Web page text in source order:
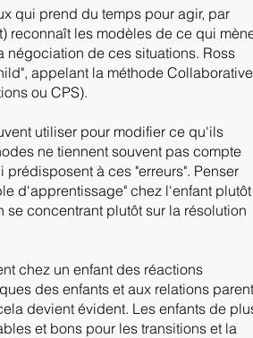
qui prend du temps pour agir, par
reconnaît les modèles de ce qui
de ces situations. Ross
appelant la méthode Collaborative
ou CPS).
utiliser pour modifier ce qu'ils
ne tiennent souvent pas compte
à ces "erreurs". Penser
d'apprentissage" chez l'enfant plutôt
concentrant plutôt sur la résolution
chez un enfant des réactions
des enfants et aux relations
devient évident. Les enfants de
et bons pour les transitions et la